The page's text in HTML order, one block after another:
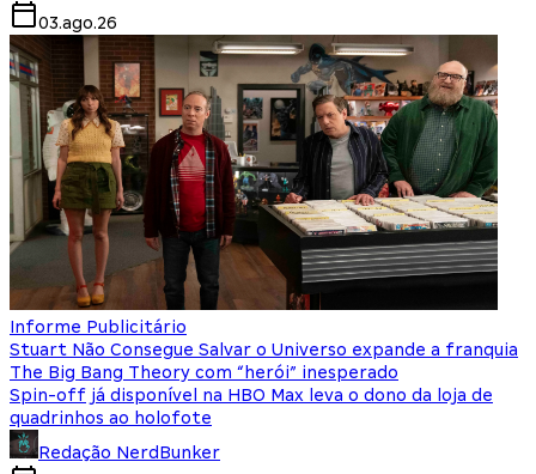
03.ago.26
Informe Publicitário
Stuart Não Consegue Salvar o Universo expande a franquia
The Big Bang Theory com “herói” inesperado
Spin-off já disponível na HBO Max leva o dono da loja de
quadrinhos ao holofote
Redação NerdBunker